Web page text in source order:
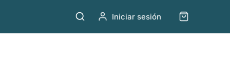
Iniciar sesión